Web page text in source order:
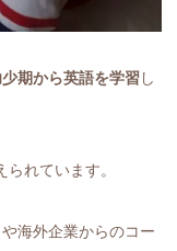
期から英語を学習 し
れています。
海外企業からのコー